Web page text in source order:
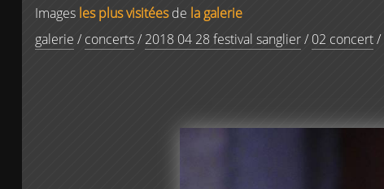
Images les plus visitéesde la galerie
galerie / concerts/ 2018 04 28 festival sanglier/ 02 concert/